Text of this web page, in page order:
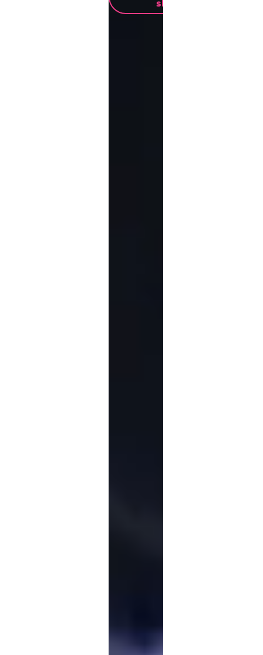
showcases